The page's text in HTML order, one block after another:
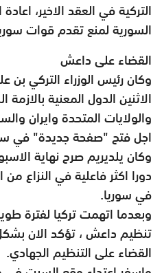
التركية في العقد الاخير،
السورية لمنع تقدم قوات
القضاء على داعش
وكان رئيس الوزراء التركي بن
الاثنين الدول المعنية
والولايات المتحدة وايران
اجل فتح "صفحة جديدة" في
وكان يلديريم صرح نهاية
دورا اكثر فاعلية في النزاع
في سوريا.
وبعدما اتهمت تركيا لفترة
تنظيم داعش ، تؤكد الان
القضاء على التنظيم الجهادي.